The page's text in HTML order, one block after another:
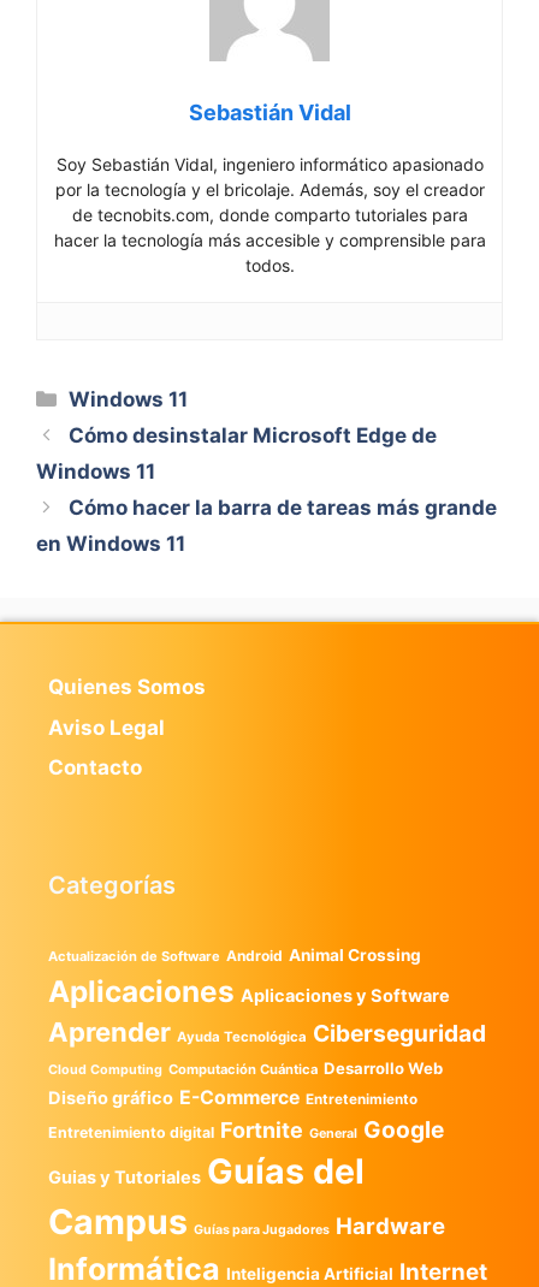
Sebastián Vidal
Soy Sebastián Vidal, ingeniero informático apasionado
por la tecnología y el bricolaje. Además, soy el creador
de tecnobits.com, donde comparto tutoriales para
hacer la tecnología más accesible y comprensible para
todos.
Categorías
Windows 11
Cómo desinstalar Microsoft Edge de
Windows 11
Cómo hacer la barra de tareas más grande
en Windows 11
Quienes Somos
Aviso Legal
Contacto
Categorías
Actualización de Software Android Animal Crossing
Aplicaciones Aplicaciones y Software
Aprender Ayuda Tecnológica Ciberseguridad
Cloud Computing Computación Cuántica Desarrollo Web
Diseño gráfico E-Commerce Entretenimiento
Entretenimiento digital Fortnite General Google
Guias y Tutoriales Guías del
Campus Guías para Jugadores Hardware
Informática Inteligencia Artificial Internet